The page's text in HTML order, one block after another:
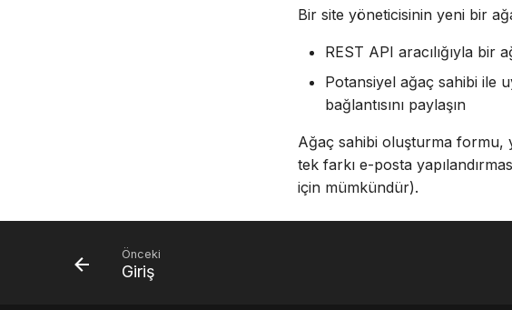
Bir site yöneticisinin yeni bir
REST API aracılığıyla bir
Potansiyel ağaç sahibi ile
bağlantısını paylaşın
Ağaç sahibi oluşturma formu,
tek farkı e-posta
için mümkündür).
Önceki
Giriş